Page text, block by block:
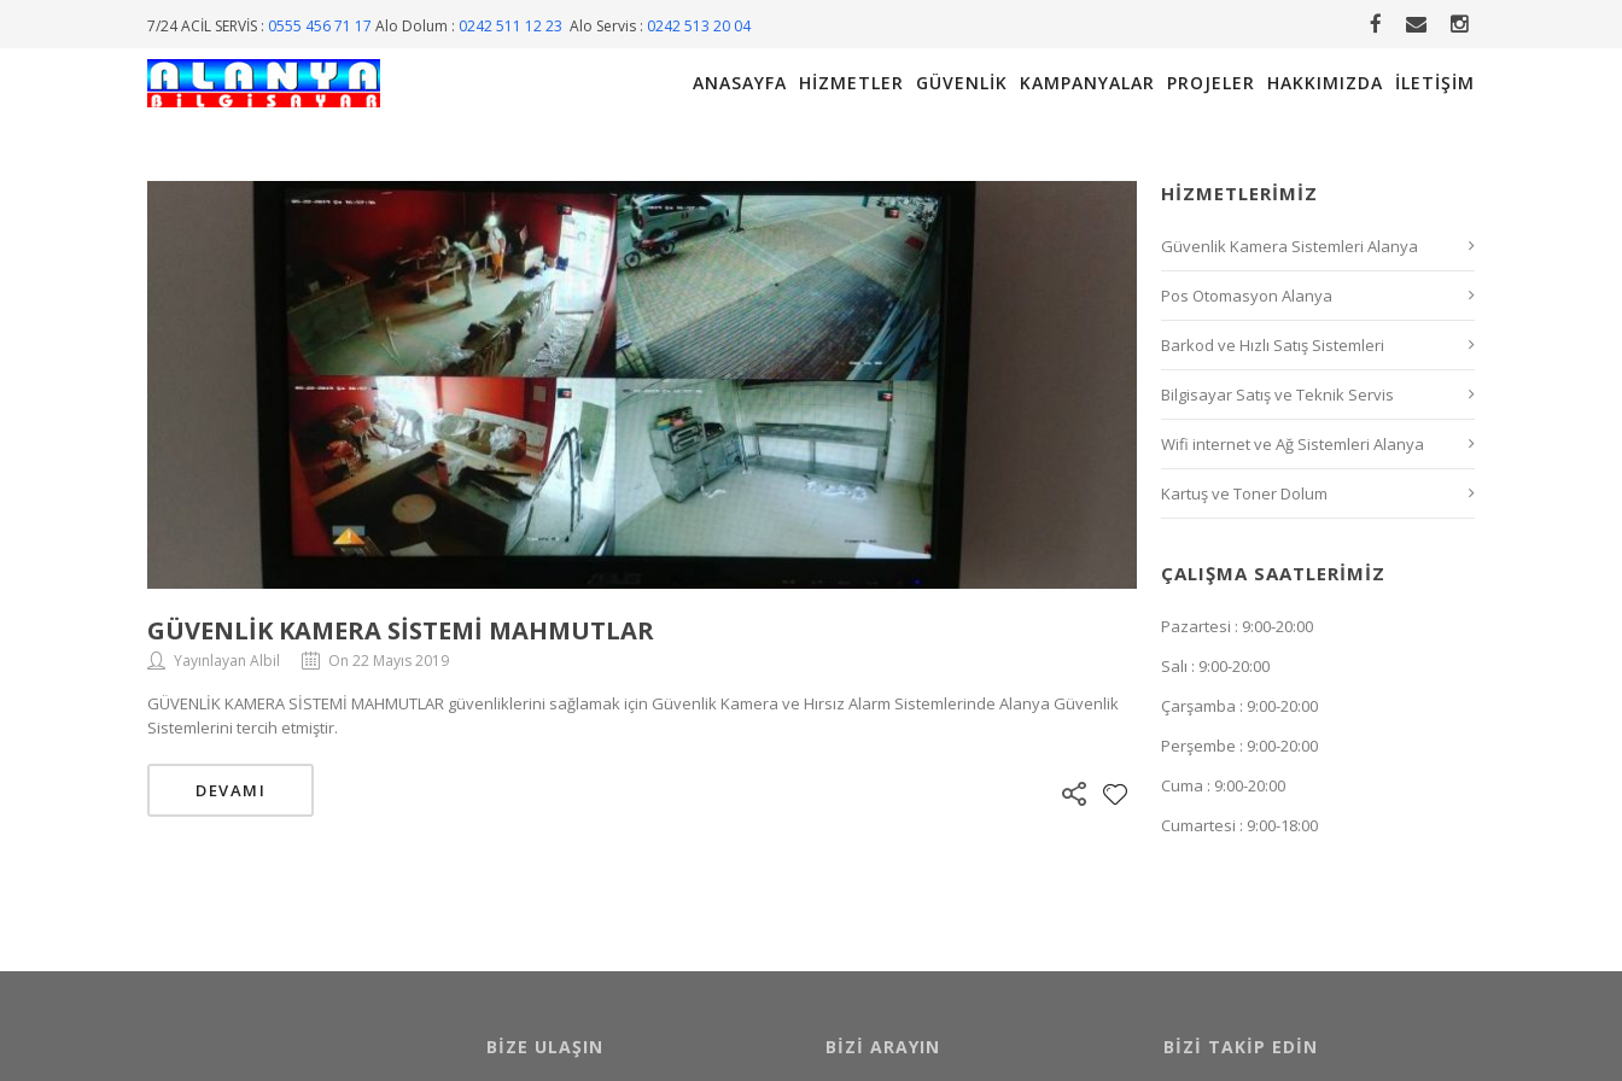
7/24 ACİL SERVİS : 0555 456 71 17 Alo Dolum : 0242 511 12 23 Alo Servis : 0242 513 20 04
ANASAYFA HIZMETLER GÜVENLIK KAMPANYALAR PROJELER HAKKIMIZDA İLETIŞIM
GÜVENLİK KAMERA SİSTEMİ MAHMUTLAR
Yayınlayan Albil On 22 Mayıs 2019
GÜVENLİK KAMERA SİSTEMİ MAHMUTLAR güvenliklerini sağlamak için Güvenlik Kamera ve Hırsız Alarm Sistemlerinde Alanya Güvenlik
Sistemlerini tercih etmiştir.
DEVAMI
HIZMETLERIMIZ
Güvenlik Kamera Sistemleri Alanya
Pos Otomasyon Alanya
Barkod ve Hızlı Satış Sistemleri
Bilgisayar Satış ve Teknik Servis
Wifi internet ve Ağ Sistemleri Alanya
Kartuş ve Toner Dolum
ÇALIŞMA SAATLERIMIZ
Pazartesi : 9:00-20:00
Salı : 9:00-20:00
Çarşamba : 9:00-20:00
Perşembe : 9:00-20:00
Cuma : 9:00-20:00
Cumartesi : 9:00-18:00
BIZE ULAŞIN BIZI ARAYIN BIZI TAKIP EDIN